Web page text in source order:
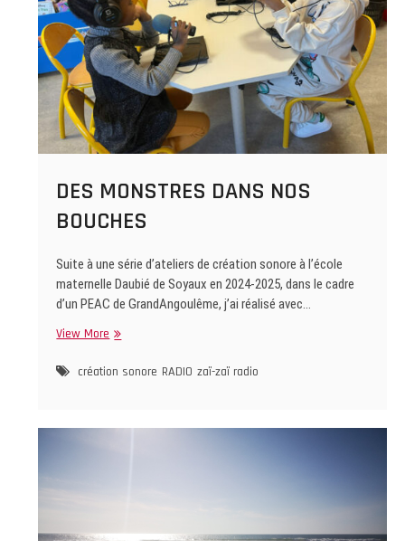
DES MONSTRES DANS NOS
BOUCHES
Suite à une série d’ateliers de création sonore à l’école
maternelle Daubié de Soyaux en 2024-2025, dans le cadre
d’un PEAC de GrandAngoulême, j’ai réalisé avec…
View MoreDES
DANS
création sonore RADIO zaï-zaï radio